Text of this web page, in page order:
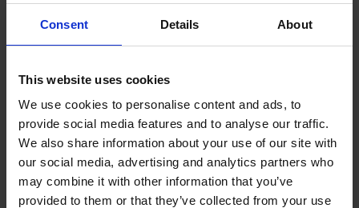
Consent Details About
This website uses cookies
We use cookies to personalise content and ads, to
provide social media features and to analyse our traffic.
We also share information about your use of our site with
our social media, advertising and analytics partners who
may combine it with other information that you’ve
provided to them or that they’ve collected from your use
Descargar Código de conducta (PDF)